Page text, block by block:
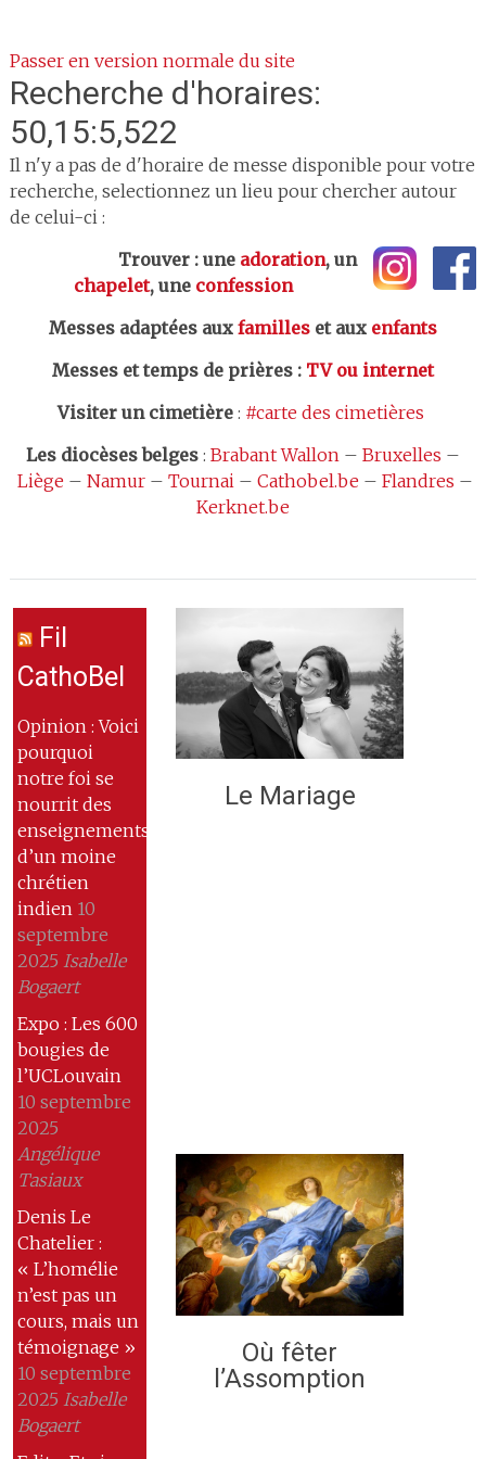
Passer en version normale du site
Recherche d'horaires:
50,15:5,522
Il n'y a pas de d'horaire de messe disponible pour votre
recherche, selectionnez un lieu pour chercher autour
de celui-ci :
Trouver : une adoration, un
chapelet, une confession
Messes adaptées aux familleset aux enfants
Messes et temps de prières: TV ou internet
Visiter un cimetière: #carte des cimetières
Les diocèses belges: Brabant Wallon– Bruxelles –
Liège – Namur– Tournai– Cathobel.be – Flandres –
Kerknet.be
Fil
CathoBel
Opinion : Voici
pourquoi
notre foi se
nourrit des
enseignements
d’un moine
chrétien
indien 10
septembre
2025 Isabelle
Bogaert
Expo : Les 600
bougies de
l’UCLouvain
10 septembre
2025
Angélique
Tasiaux
Denis Le
Chatelier :
« L’homélie
n’est pas un
cours, mais un
témoignage »
10 septembre
2025 Isabelle
Bogaert
Le Mariage
Où fêter
l’Assomption